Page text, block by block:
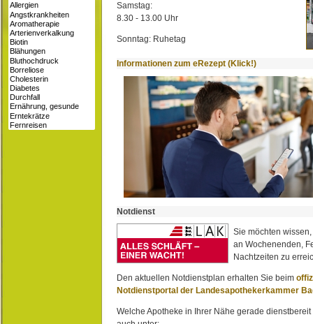
Samstag:
8.30 - 13.00 Uhr
Sonntag: Ruhetag
Informationen zum eRezept (Klick!)
Notdienst
Sie möchten
an Wochenenden,
Nachtzeiten zu
Den aktuellen Notdienstplan erhalten Sie beim
Notdienstportal der Landesapothekerkammer
Welche Apotheke in Ihrer Nähe gerade